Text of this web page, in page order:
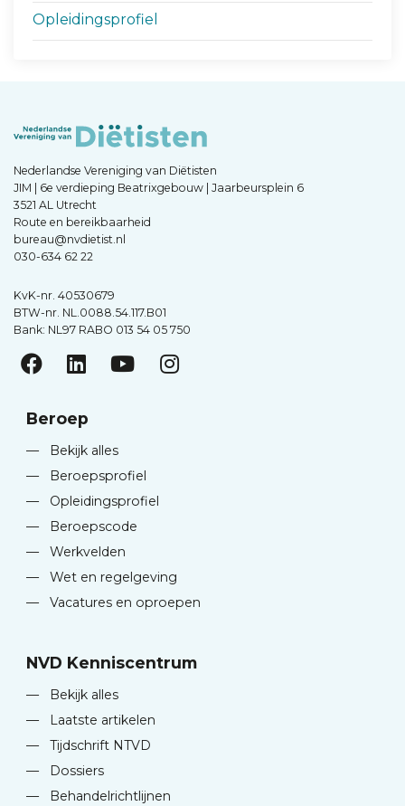
Opleidingsprofiel
Nederlandse Vereniging van Diëtisten
JIM | 6e verdieping Beatrixgebouw | Jaarbeursplein 6
3521 AL Utrecht
Route en bereikbaarheid
bureau@nvdietist.nl
030-634 62 22
KvK-nr. 40530679
BTW-nr. NL.0088.54.117.B01
Bank: NL97 RABO 013 54 05 750
Beroep
—
Bekijk alles
—
Beroepsprofiel
—
Opleidingsprofiel
—
Beroepscode
—
Werkvelden
—
Wet en regelgeving
—
Vacatures en oproepen
NVD Kenniscentrum
—
Bekijk alles
—
Laatste artikelen
—
Tijdschrift NTVD
—
Dossiers
—
Behandelrichtlijnen